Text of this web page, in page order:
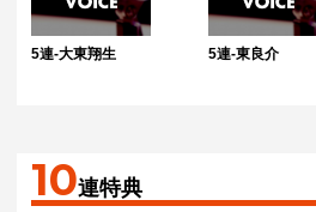
5連-大東翔生 5連-東良介
10連特典